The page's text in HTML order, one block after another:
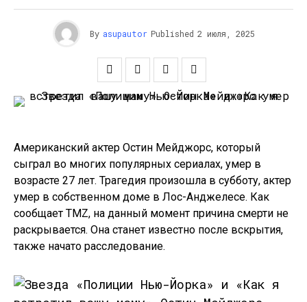
By asupautor Published 2 июля, 2025
Американский актер Остин Мейджорс, который
сыграл во многих популярных сериалах, умер в
возрасте 27 лет. Трагедия произошла в субботу, актер
умер в собственном доме в Лос-Анджелесе. Как
сообщает TMZ, на данный момент причина смерти не
раскрывается. Она станет известно после вскрытия,
также начато расследование.